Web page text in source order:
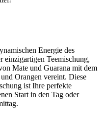
Energie des
einzigartigen Teemischung,
Mate und Guarana mit dem
Orangen vereint. Diese
ist Ihre perfekte
Start in den Tag oder